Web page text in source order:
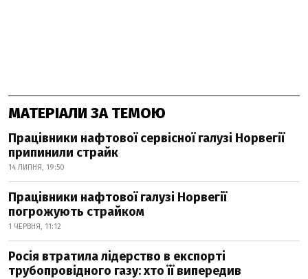
МАТЕРІАЛИ ЗА ТЕМОЮ
Працівники нафтової сервісної галузі Норвегії
припинили страйк
14 ЛИПНЯ, 19:50
Працівники нафтової галузі Норвегії
погрожують страйком
1 ЧЕРВНЯ, 11:12
Росія втратила лідерство в експорті
трубопровідного газу: хто її випередив